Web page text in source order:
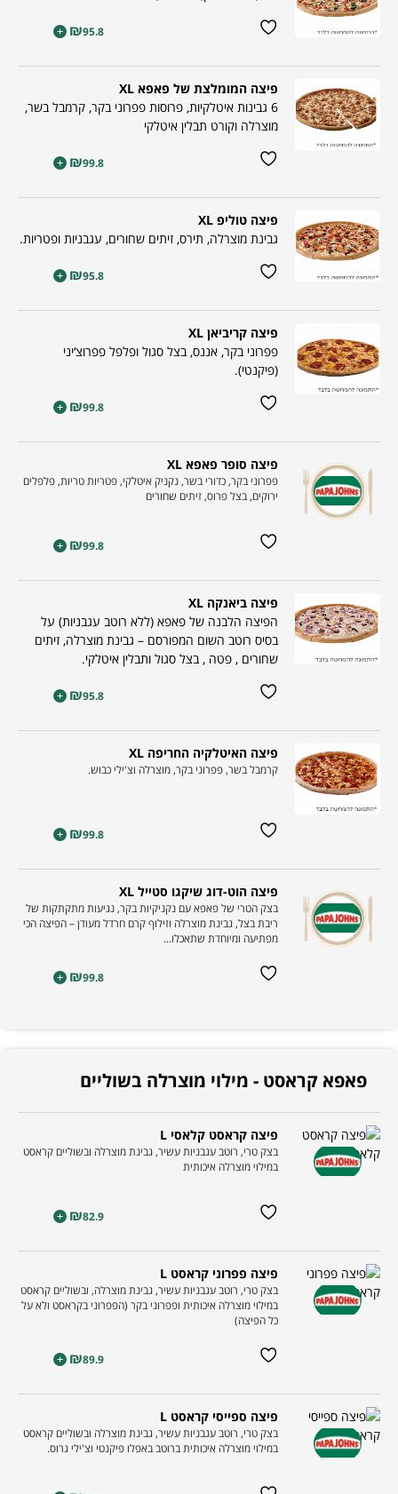
₪95.8
+
פיצה המומלצת של פאפא XL
6 גבינות איטלקיות, פרוסות פפרוני בקר, קרמבל בשר,
מוצרלה וקורט תבלין איטלקי
₪99.8
+
פיצה טוליפ XL
גבינת מוצרלה, תירס, זיתים שחורים, עגבניות ופטריות.
₪95.8
+
פיצה קריביאן XL
פפרוני בקר, אננס, בצל סגול ופלפל פפרוצ‘יני
(פיקנטי).
₪99.8
+
פיצה סופר פאפא XL
פפרוני בקר, כדורי בשר, נקניק איטלקי, פטריות טריות, פלפלים
ירוקים, בצל פרוס, זיתים שחורים
₪99.8
+
פיצה ביאנקה XL
הפיצה הלבנה של פאפא (ללא רוטב עגבניות) על
בסיס רוטב השום המפורסם – גבינת מוצרלה, זיתים
שחורים , פטה , בצל סגול ותבלין איטלקי.
₪95.8
+
פיצה האיטלקיה החריפה XL
קרמבל בשר, פפרוני בקר, מוצרלה וצ'ילי כבוש.
₪99.8
+
פיצה הוט-דוג שיקגו סטייל XL
בצק הטרי של פאפא עם נקניקיות בקר, נגיעות מתקתקות של
ריבת בצל, גבינת מוצרלה וזילוף קרם חרדל מעודן – הפיצה הכי
מפתיעה ומיוחדת שתאכלו...
₪99.8
+
פאפא קראסט - מילוי מוצרלה בשוליים
פיצה קראסט קלאסי L
בצק טרי, רוטב עגבניות עשיר, גבינת מוצרלה ובשוליים קראסט
במילוי מוצרלה איכותית
₪82.9
+
פיצה פפרוני קראסט L
בצק טרי, רוטב עגבניות עשיר, גבינת מוצרלה, ובשוליים קראסט
במילוי מוצרלה איכותית ופפרוני בקר (הפפרוני בקראסט ולא על
כל הפיצה)
₪89.9
+
פיצה ספייסי קראסט L
בצק טרי, רוטב עגבניות עשיר, גבינת מוצרלה ובשוליים קראסט
במילוי מוצרלה איכותית ברוטב באפלו פיקנטי וצ'ילי גרוס.